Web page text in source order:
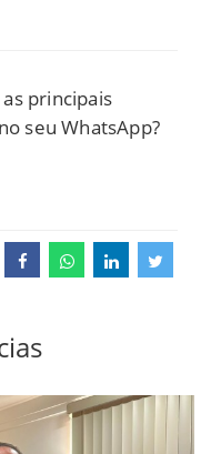
principais
no seu WhatsApp?